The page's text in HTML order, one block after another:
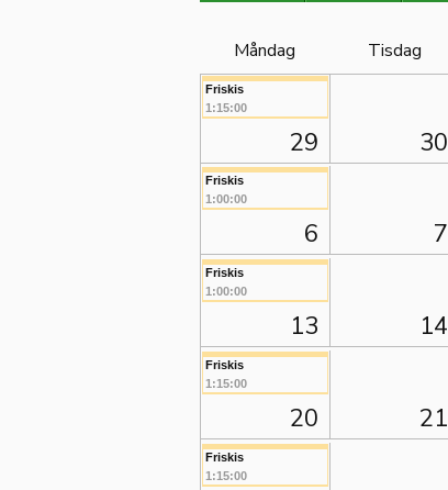
Måndag Tisdag
Friskis
1:15:00
29 30
Friskis
1:00:00
6 7
Friskis
1:00:00
13 14
Friskis
1:15:00
20 21
Friskis
1:15:00